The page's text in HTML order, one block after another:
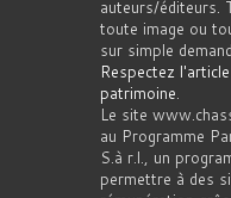
auteurs/éditeurs.
toute image ou
sur simple
Respectez
patrimoine.
Le site
au Programme
S.à r.l., un
permettre à des